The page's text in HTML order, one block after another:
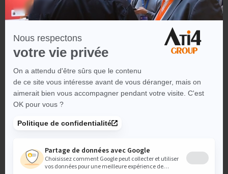
Le blog vous permet également de
raconter votre histoire,
de partager vos valeurs, de mettre en avant votre équipe
et votre savoir-faire.Ces éléments humains et émotionnels
sont essentiels pour créer un lien avec vos clients, même dans un
contexte e-commerce où les interactions physiques sont
absentes. En humanisant votre marque, vous vous démarquez
des acteurs purement transactionnels et vous construisez une
relation plus profonde et plus durable avec votre audience.
Les témoignages clients, les études de cas, les retours
d’expérience sont autant de formats d’articlesqui apportent
une preuve sociale puissante. En montrant concrètement
comment vos produits ont résolu les problèmes d’autres clients,
vous rassurez vos prospects et vous facilitez leur prise de
décision. Ces contenus sont d’autant plus efficaces qu’ils
présentent des situations réelles, auxquelles vos lecteurs peuvent